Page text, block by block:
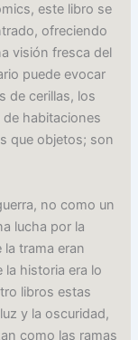
este libro se
ofreciendo
visión fresca del
puede evocar
de cerillas, los
de habitaciones
que objetos; son
no como un
lucha por la
trama eran
la historia era lo
libros estas
y la oscuridad,
como las ramas